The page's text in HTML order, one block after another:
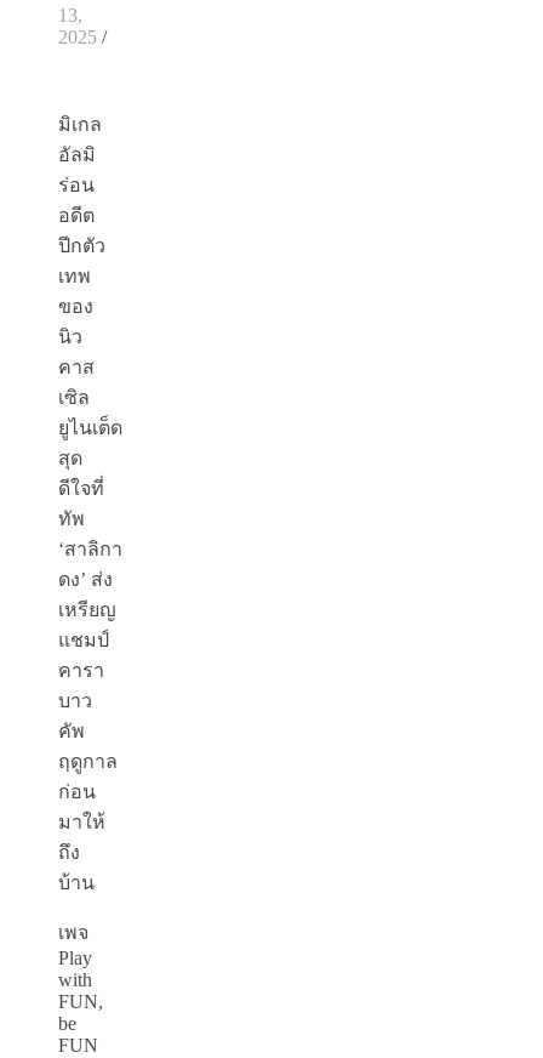
13,
2025 /
มิเกล
อัลมิ
ร่อน
อดีต
ปีกตัว
เทพ
ของ
นิว
คาส
เซิล
ยูไนเต็ด
สุด
ดีใจที่
ทัพ
‘สาลิกา
ดง’ ส่ง
เหรียญ
แชมป์
คารา
บาว
คัพ
ฤดูกาล
ก่อน
มาให้
ถึง
บ้าน
เพจ
Play
with
FUN,
be
FUN